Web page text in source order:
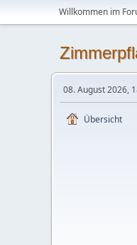
Willkommen im
08. August 2026,
Übersicht